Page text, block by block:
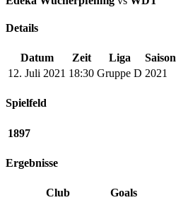
Details
Datum Zeit Liga Saison
12. Juli 2021 18:30 Gruppe D 2021
Spielfeld
1897
Ergebnisse
Club
Goals